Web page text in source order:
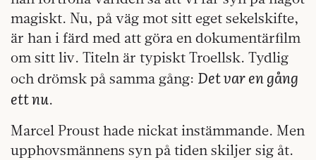
magiskt. Nu, på väg mot sitt eget sekelskifte,
är han i färd med att göra en dokumentärfilm
om sitt liv. Titeln är typiskt Troellsk. Tydlig
och drömsk på samma gång: Det var en gång
ett nu.
Marcel Proust hade nickat instämmande. Men
upphovsmännens syn på tiden skiljer sig åt.